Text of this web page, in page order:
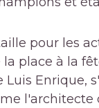
pour les
place à la
Enrique,